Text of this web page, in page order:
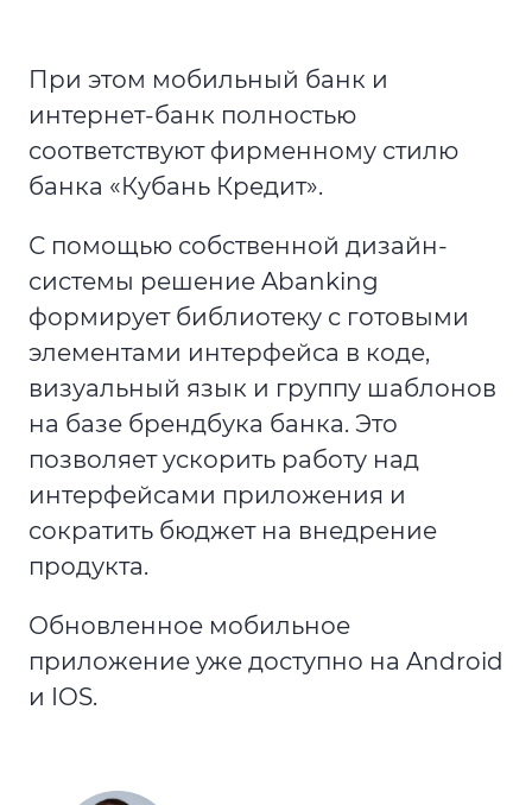
При этом мобильный банк и
интернет-банк полностью
соответствуют фирменному стилю
банка «Кубань Кредит».
С помощью собственной дизайн-
системы решение Abanking
формирует библиотеку с готовыми
элементами интерфейса в коде,
визуальный язык и группу шаблонов
на базе брендбука банка. Это
позволяет ускорить работу над
интерфейсами приложения и
сократить бюджет на внедрение
продукта.
Обновленное мобильное
приложение уже доступно на Android
и IOS.